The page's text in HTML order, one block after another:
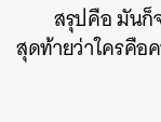
สรุปคือ มันก็
สุดท้ายว่าใครคือ